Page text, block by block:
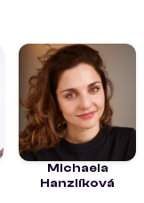
Michaela
Hanzlíková